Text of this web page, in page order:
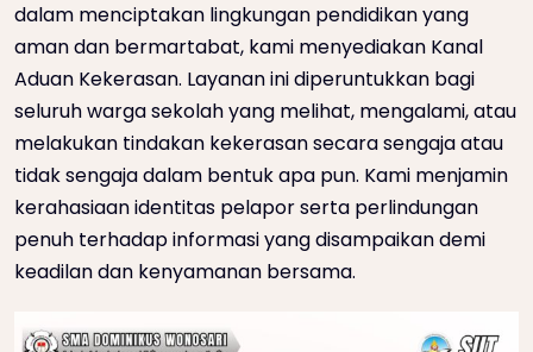
dalam menciptakan lingkungan pendidikan yang
aman dan bermartabat, kami menyediakan Kanal
Aduan Kekerasan. Layanan ini diperuntukkan bagi
seluruh warga sekolah yang melihat, mengalami, atau
melakukan tindakan kekerasan secara sengaja atau
tidak sengaja dalam bentuk apa pun. Kami menjamin
kerahasiaan identitas pelapor serta perlindungan
penuh terhadap informasi yang disampaikan demi
keadilan dan kenyamanan bersama.